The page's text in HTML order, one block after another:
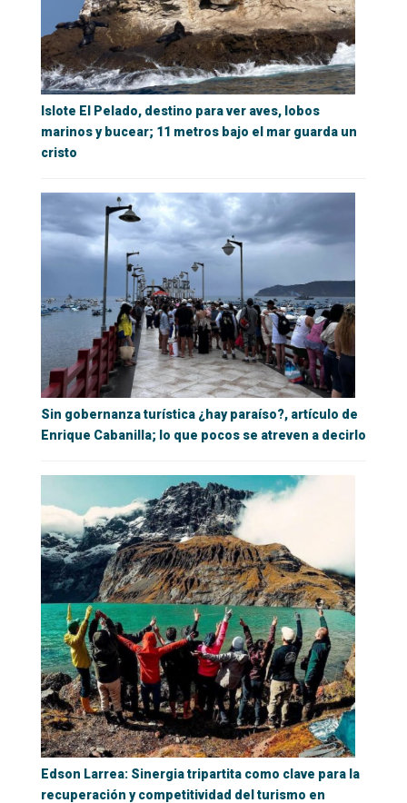
Islote El Pelado, destino para ver aves, lobos
marinos y bucear; 11 metros bajo el mar guarda un
cristo
Sin gobernanza turística ¿hay paraíso?, artículo de
Enrique Cabanilla; lo que pocos se atreven a decirlo
Edson Larrea: Sinergia tripartita como clave para la
recuperación y competitividad del turismo en